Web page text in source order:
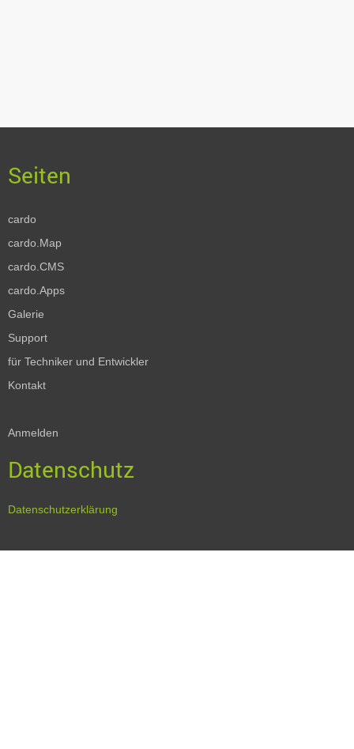
cardo
cardo.Map
cardo.CMS
cardo.Apps
Galerie
Support
für Techniker und Entwickler
Kontakt
Anmelden
Datenschutz
Datenschutzerklärung